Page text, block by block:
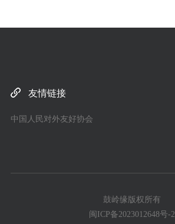
友情链接
中国人民对外友好协会
鼓岭缘版权所有
闽ICP备2023012648号-2